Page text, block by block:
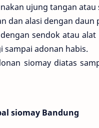
ujung tangan atau
dan alasi dengan
sendok atau
sampai adonan habis.
siomay diatas
siomay Bandung